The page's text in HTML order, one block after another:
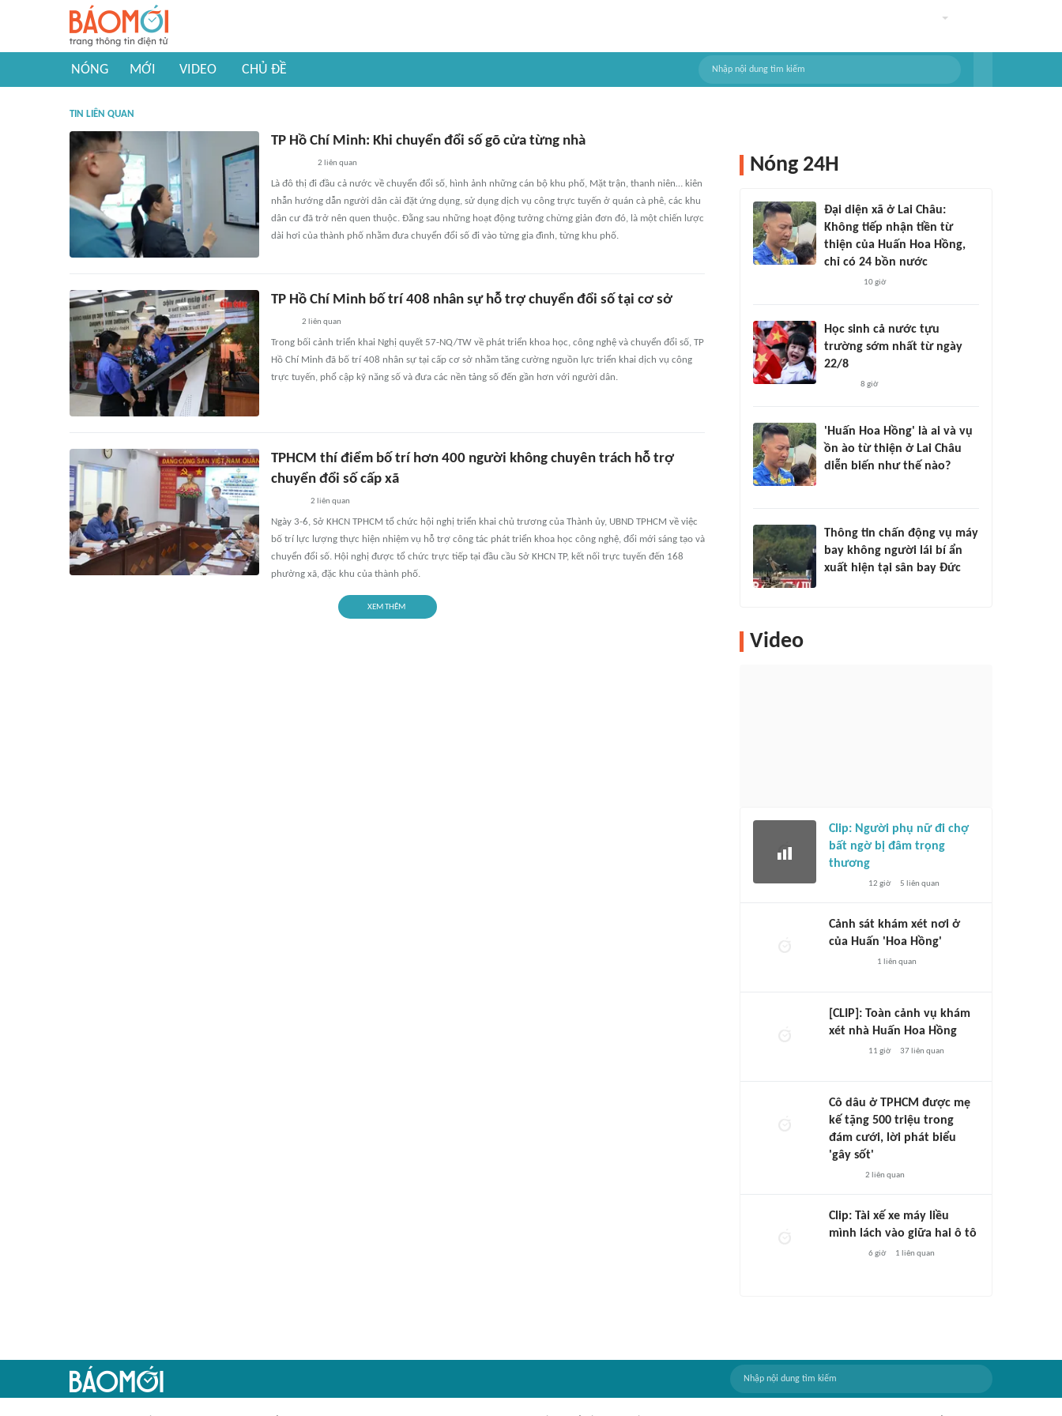
NÓNG MỚI VIDEO CHỦ ĐỀ
TIN LIÊN QUAN
TP Hồ Chí Minh: Khi chuyển đổi số gõ cửa từng nhà
2 liên quan
Là đô thị đi đầu cả nước về chuyển đổi số, hình ảnh những cán bộ khu phố, Mặt trận, thanh niên… kiên
nhẫn hướng dẫn người dân cài đặt ứng dụng, sử dụng dịch vụ công trực tuyến ở quán cà phê, các khu
dân cư đã trở nên quen thuộc. Đằng sau những hoạt động tưởng chừng giản đơn đó, là một chiến lược
dài hơi của thành phố nhằm đưa chuyển đổi số đi vào từng gia đình, từng khu phố.
TP Hồ Chí Minh bố trí 408 nhân sự hỗ trợ chuyển đổi số tại cơ sở
2 liên quan
Trong bối cảnh triển khai Nghị quyết 57-NQ/TW về phát triển khoa học, công nghệ và chuyển đổi số, TP
Hồ Chí Minh đã bố trí 408 nhân sự tại cấp cơ sở nhằm tăng cường nguồn lực triển khai dịch vụ công
trực tuyến, phổ cập kỹ năng số và đưa các nền tảng số đến gần hơn với người dân.
TPHCM thí điểm bố trí hơn 400 người không chuyên trách hỗ trợ
chuyển đổi số cấp xã
2 liên quan
Ngày 3-6, Sở KHCN TPHCM tổ chức hội nghị triển khai chủ trương của Thành ủy, UBND TPHCM về việc
bố trí lực lượng thực hiện nhiệm vụ hỗ trợ công tác phát triển khoa học công nghệ, đổi mới sáng tạo và
chuyển đổi số. Hội nghị được tổ chức trực tiếp tại đầu cầu Sở KHCN TP, kết nối trực tuyến đến 168
phường xã, đặc khu của thành phố.
XEM THÊM
Nóng 24H
Đại diện xã ở Lai Châu:
Không tiếp nhận tiền từ
thiện của Huấn Hoa Hồng,
chỉ có 24 bồn nước
10 giờ
Học sinh cả nước tựu
trường sớm nhất từ ngày
22/8
8 giờ
'Huấn Hoa Hồng' là ai và vụ
ồn ào từ thiện ở Lai Châu
diễn biến như thế nào?
Thông tin chấn động vụ máy
bay không người lái bí ẩn
xuất hiện tại sân bay Đức
Video
Clip: Người phụ nữ đi chợ
bất ngờ bị đâm trọng
thương
12 giờ 5 liên quan
Cảnh sát khám xét nơi ở
của Huấn 'Hoa Hồng'
1 liên quan
[CLIP]: Toàn cảnh vụ khám
xét nhà Huấn Hoa Hồng
11 giờ 37liên quan
Cô dâu ở TPHCM được mẹ
kế tặng 500 triệu trong
đám cưới, lời phát biểu
'gây sốt'
2 liên quan
Clip: Tài xế xe máy liều
mình lách vào giữa hai ô tô
6 giờ 1 liên quan